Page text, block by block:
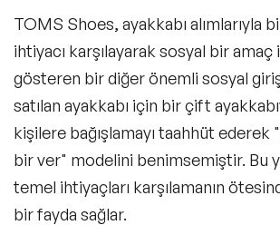
TOMS Shoes, ayakkabı alımlarıyla
ihtiyacı karşılayarak sosyal bir
gösteren bir diğer önemli sosyal
satılan ayakkabı için bir çift
kişilere bağışlamayı taahhüt ederek
bir ver" modelini benimsemiştir. Bu
temel ihtiyaçları karşılamanın
bir fayda sağlar.